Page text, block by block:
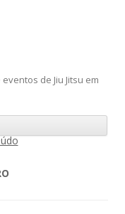
de Jiu Jitsu em